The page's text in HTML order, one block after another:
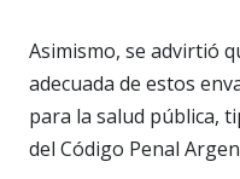
Asimismo, se advirtió
adecuada de estos
para la salud pública,
del Código Penal